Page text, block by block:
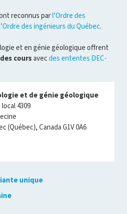
reconnus parl’Ordre des
des ingénieurs du Québec.
et en génie géologique offrent
coursavecdes ententes DEC-
et de génie géologique
4309
(Québec), Canada G1V 0A6
unique